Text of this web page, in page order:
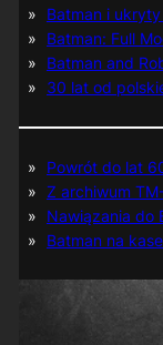
Batman i
Batman: Full
Batman and
30 lat od
Powrót do lat
Z archiwum
Nawiązania do
Batman na